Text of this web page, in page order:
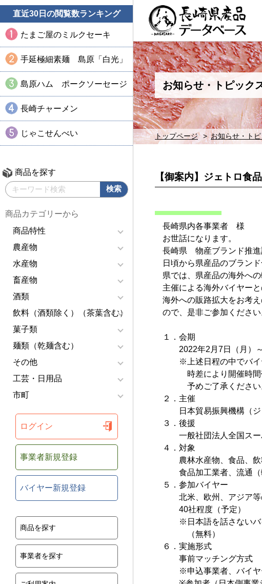
直近30日の閲覧数ランキング
たまご屋のミルクセーキ
手延極細素麺 島原「白光」
島原ハム ポークソーセージ
長崎チャーメン
じゃこせんべい
商品を探す
商品カテゴリーから
商品特性
農産物
水産物
畜産物
酒類
飲料（酒類除く）（茶葉含む）
菓子類
麺類（乾麺含む）
その他
工芸・日用品
市町
ログイン
事業者新規登録
バイヤー新規登録
商品を探す
事業者を探す
お知らせ・トピック
トップページ お知らせ・ト
【御案内】ジェトロ食
長崎県内各事業者 様
お世話になります。
長崎県 物産ブランド推
日頃から県産品のブラン
県では、県産品の海外へ
主催による海外バイヤー
海外への販路拡大をお考
ので、是非ご参加ください
１．会期
2022年2月7日（月）～
※上述日程の中でバイヤ
時差により開催時間帯
予めご了承ください
２．主催
日本貿易振興機構（ジ
３．後援
一般社団法人全国スー
４．対象
農林水産物、食品、飲
食品加工業者、流通（
５．参加バイヤー
北米、欧州、アジア等
40社程度（予定）
※日本語を話さないバイ
（無料）
６．実施形式
事前マッチング方式
※申込事業者、バイヤー